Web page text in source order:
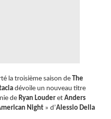
la troisième saison de The
dévoile un nouveau titre
de Ryan Louder et Anders
Night » d’Alessio Della